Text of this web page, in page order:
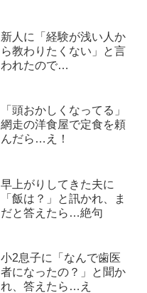
新人に「経験が浅い人か
ら教わりたくない」と言
われたので…
「頭おかしくなってる」
網走の洋食屋で定食を頼
んだら…え！
早上がりしてきた夫に
「飯は？」と訊かれ、ま
だと答えたら…絶句
小2息子に「なんで歯医
者になったの？」と聞か
れ、答えたら…え